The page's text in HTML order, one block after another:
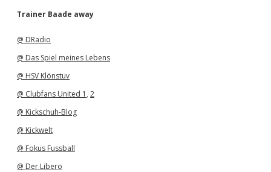
h
Trainer Baade away
@ DRadio
@ Das Spiel meines Lebens
@ HSV Klönstuv
@ Clubfans United 1 , 2
@ Kickschuh-Blog
@ Kickwelt
@ Fokus Fussball
@ Der Libero